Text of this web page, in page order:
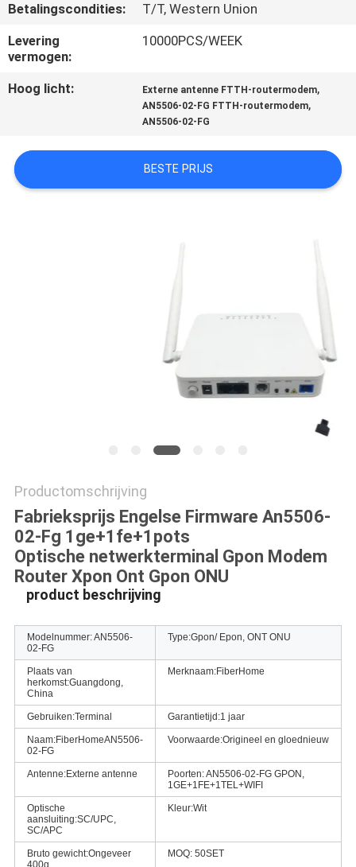
OM
EEN
PRIVACY
Betalingscondities:
T/T, Western Union
Levering
vermogen:
10000PCS/WEEK
Hoog licht: Externe antenne FTTH-routermodem,
AN5506-02-FG FTTH-routermodem,
AN5506-02-FG
BESTE PRIJS
Productomschrijving
Fabrieksprijs Engelse Firmware An5506-
02-Fg 1ge+1fe+1pots
Optische netwerkterminal Gpon Modem
Router Xpon Ont Gpon ONU
product beschrijving
Modelnummer: AN5506-
02-FG
Type:Gpon/ Epon, ONT ONU
Plaats van
herkomst:Guangdong,
China
Merknaam:FiberHome
Gebruiken:Terminal Garantietijd:1 jaar
Naam:FiberHomeAN5506-
02-FG
Voorwaarde:Origineel en gloednieuw
Antenne:Externe antenne
Poorten: AN5506-02-FG GPON,
1GE+1FE+1TEL+WIFI
Optische
aansluiting:SC/UPC,
SC/APC
Kleur:Wit
Bruto gewicht:Ongeveer
MOQ: 50SET